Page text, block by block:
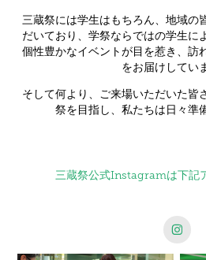
三蔵祭には学生はもちろん、地域の
だいており、学祭ならではの学生に
個性豊かなイベントが目を惹き、 訪
をお届けしてい
そして何より、ご来場いただいた皆
祭を目指し、 私たちは日々準
三蔵祭公式Instagramは下記